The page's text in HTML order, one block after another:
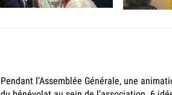
Pendant l’Assemblée Générale, une